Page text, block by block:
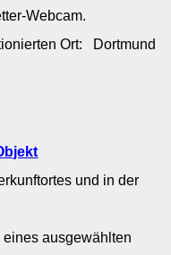
Webcam.
Ort: Dortmund
und in der
ausgewählten